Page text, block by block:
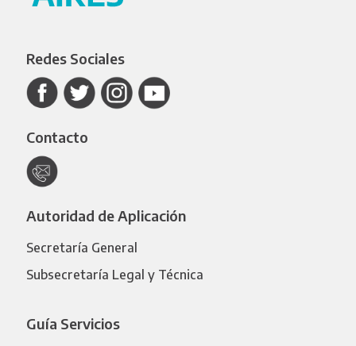
Redes Sociales
Contacto
Autoridad de Aplicación
Secretaría General
Subsecretaría Legal y Técnica
Guía Servicios